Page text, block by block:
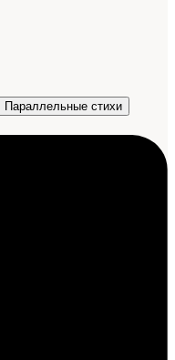
Параллельные стихи